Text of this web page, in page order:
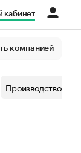
кабинет
компанией
Производство